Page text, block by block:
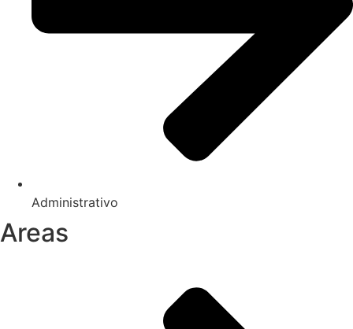
Administrativo
Areas